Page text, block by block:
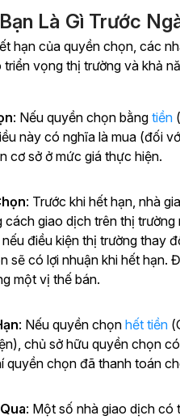
Là Gì Trước
hạn của quyền chọn, các
vọng thị trường và khả
: Nếu quyền chọn bằng tiền
này có nghĩa là mua (đối
cơ sở ở mức giá thực hiện.
: Trước khi hết hạn, nhà
giao dịch trên thị
điều kiện thị trường thay
sẽ có lợi nhuận khi hết hạn.
một vị thế bán.
: Nếu quyền chọn hết tiền
chủ sở hữu quyền chọn
quyền chọn đã thanh toán
: Một số nhà giao dịch có